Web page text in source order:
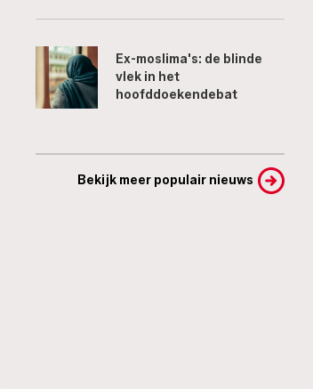
Ex-moslima's: de blinde
vlek in het
hoofddoekendebat
Bekijk meer populair nieuws